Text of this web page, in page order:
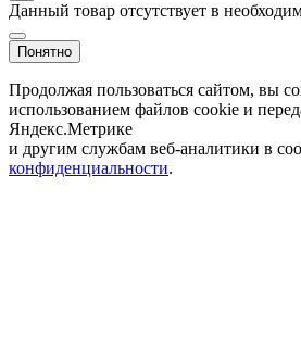
Данный товар отсутствует в
Понятно
Продолжая пользоваться сайтом, вы
использованием файлов cookie и
Яндекс.Метрике
и другим службам веб-аналитики в
конфиденциальности.